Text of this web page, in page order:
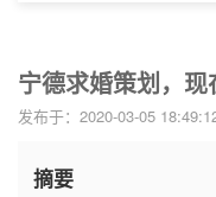
宁德求婚策划，
发布于：2020-03-05
摘要